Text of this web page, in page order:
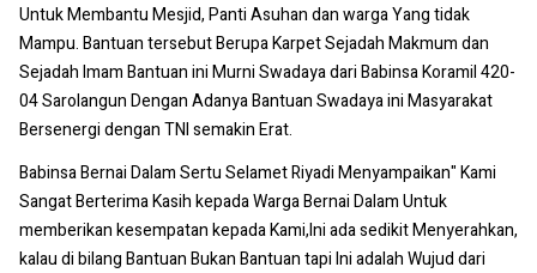
Untuk Membantu Mesjid, Panti Asuhan dan warga Yang tidak
Mampu. Bantuan tersebut Berupa Karpet Sejadah Makmum dan
Sejadah Imam Bantuan ini Murni Swadaya dari Babinsa Koramil 420-
04 Sarolangun Dengan Adanya Bantuan Swadaya ini Masyarakat
Bersenergi dengan TNI semakin Erat.
Babinsa Bernai Dalam Sertu Selamet Riyadi Menyampaikan" Kami
Sangat Berterima Kasih kepada Warga Bernai Dalam Untuk
memberikan kesempatan kepada Kami,Ini ada sedikit Menyerahkan,
kalau di bilang Bantuan Bukan Bantuan tapi Ini adalah Wujud dari